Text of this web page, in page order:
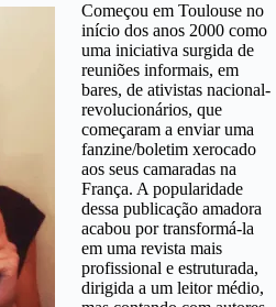
Começou em Toulouse no
início dos anos 2000 como
uma iniciativa surgida de
reuniões informais, em
bares, de ativistas nacional-
revolucionários, que
começaram a enviar uma
fanzine/boletim xerocado
aos seus camaradas na
França. A popularidade
dessa publicação amadora
acabou por transformá-la
em uma revista mais
profissional e estruturada,
dirigida a um leitor médio,